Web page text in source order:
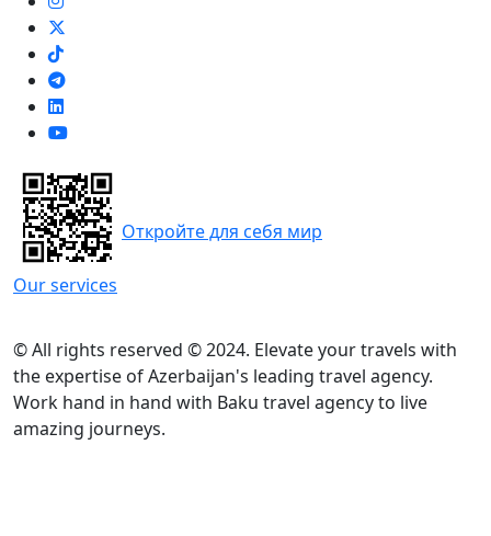
Our services
Откройте для себя мир
© All rights reserved © 2024. Elevate your travels with
the expertise of Azerbaijan's leading travel agency.
Work hand in hand with Baku travel agency to live
amazing journeys.